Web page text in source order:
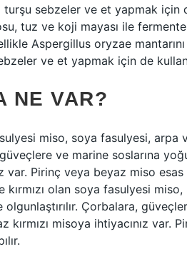
turşu sebzeler ve et yapmak için
tuz ve koji mayası ile
Aspergillus oryzae
ve et yapmak için de
NE VAR?
miso, soya fasulyesi, arpa
güveçlere ve marine soslarına
var. Pirinç veya beyaz miso
kırmızı olan soya fasulyesi
olgunlaştırılır. Çorbalara,
misoya ihtiyacınız var.